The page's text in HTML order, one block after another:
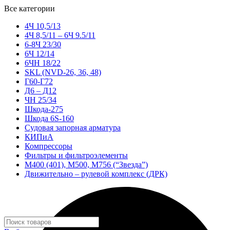
Все категории
4Ч 10,5/13
4Ч 8,5/11 – 6Ч 9.5/11
6-8Ч 23/30
6Ч 12/14
6ЧН 18/22
SKL (NVD-26, 36, 48)
Г60-Г72
Д6 – Д12
ЧН 25/34
Шкода-275
Шкода 6S-160
Судовая запорная арматура
КИПиА
Компрессоры
Фильтры и фильтроэлементы
М400 (401), М500, М756 (“Звезда”)
Движительно – рулевой комплекс (ДРК)